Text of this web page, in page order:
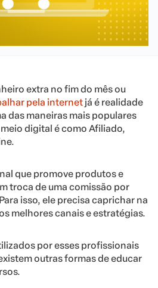
extra no fim do mês ou
pela internet já é realidade
das maneiras mais populares
digital é como Afiliado,
que promove produtos e
troca de uma comissão por
isso, ele precisa caprichar na
melhores canais e estratégias.
por esses profissionais
outras formas de educar